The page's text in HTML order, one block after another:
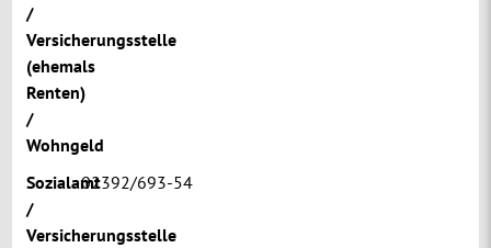
/
Versicherungsstelle
(ehemals
Renten)
/
Wohngeld
Sozialamt
/
Versicherungsstelle
02392/693-54